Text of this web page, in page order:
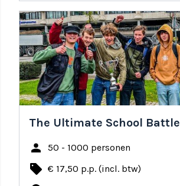
The Ultimate School Battle
person 50 - 1000 personen
local_offer € 17,50 p.p. (incl. btw)